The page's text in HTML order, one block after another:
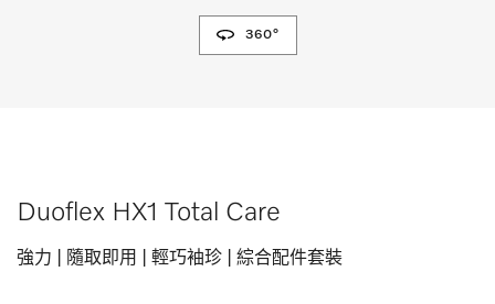
360°
Duoflex HX1 Total Care
強力 | 隨取即用 | 輕巧袖珍 | 綜合配件套裝